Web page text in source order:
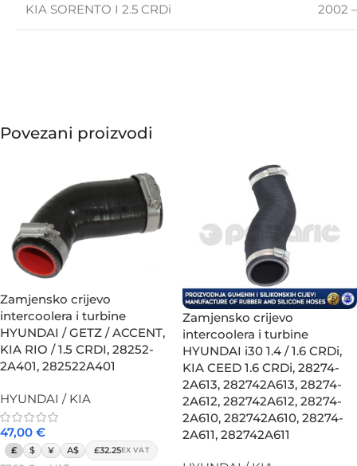
KIA SORENTO I 2.5 CRDi 2002 –
Povezani proizvodi
Zamjensko crijevo
intercoolera i turbine
HYUNDAI / GETZ / ACCENT,
KIA RIO / 1.5 CRDI, 28252-
2A401, 282522A401
HYUNDAI / KIA
47,00 €
£ $ ¥ A$ £32.25EX VAT
Zamjensko crijevo
intercoolera i turbine
HYUNDAI i30 1.4 / 1.6 CRDi,
KIA CEED 1.6 CRDi, 28274-
2A613, 282742A613, 28274-
2A612, 282742A612, 28274-
2A610, 282742A610, 28274-
2A611, 282742A611